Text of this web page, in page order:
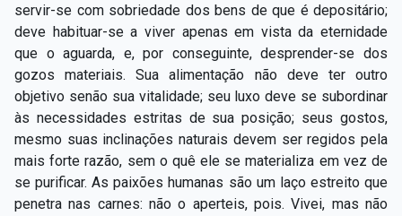
servir-se com sobriedade dos bens de que é depositário;
deve habituar-se a viver apenas em vista da eternidade
que o aguarda, e, por conseguinte, desprender-se dos
gozos materiais. Sua alimentação não deve ter outro
objetivo senão sua vitalidade; seu luxo deve se subordinar
às necessidades estritas de sua posição; seus gostos,
mesmo suas inclinações naturais devem ser regidos pela
mais forte razão, sem o quê ele se materializa em vez de
se purificar. As paixões humanas são um laço estreito que
penetra nas carnes: não o aperteis, pois. Vivei, mas não